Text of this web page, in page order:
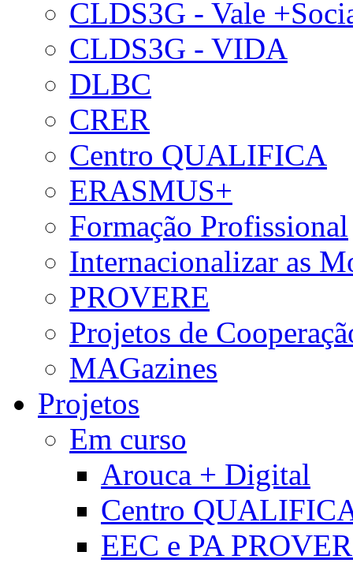
CLDS3G - Vale
CLDS3G - VIDA
DLBC
CRER
Centro QUALIFICA
ERASMUS+
Formação Profissional
Internacionalizar as
PROVERE
Projetos de
MAGazines
Projetos
Em curso
Arouca + Digital
Centro
EEC e PA